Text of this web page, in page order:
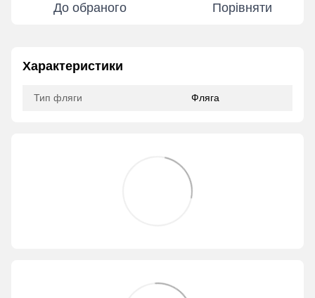
До обраного Порівняти
Характеристики
Тип фляги Фляга